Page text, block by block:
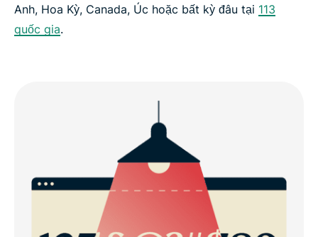
Anh, Hoa Kỳ, Canada, Úc hoặc bất kỳ đâu tại 113
quốc gia.